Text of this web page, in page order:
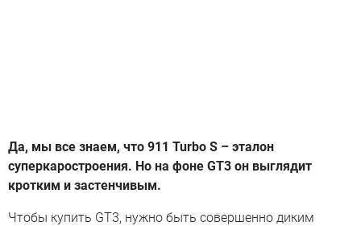
Да, мы все знаем, что 911 Turbo S – эталон
суперкаростроения. Но на фоне GT3 он выглядит
кротким и застенчивым.
Чтобы купить GT3, нужно быть совершенно диким